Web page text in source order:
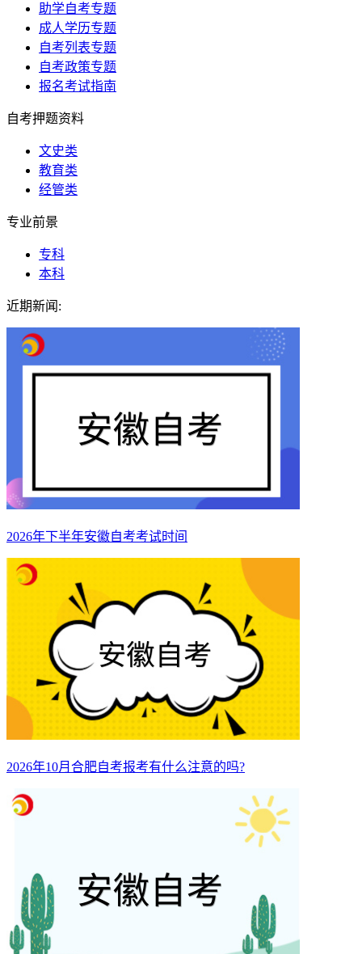
助学自考专题
成人学历专题
自考列表专题
自考政策专题
报名考试指南
自考押题资料
文史类
教育类
经管类
专业前景
专科
本科
近期新闻:
2026年下半年安徽自考考试时间
2026年10月合肥自考报考有什么注意的吗?